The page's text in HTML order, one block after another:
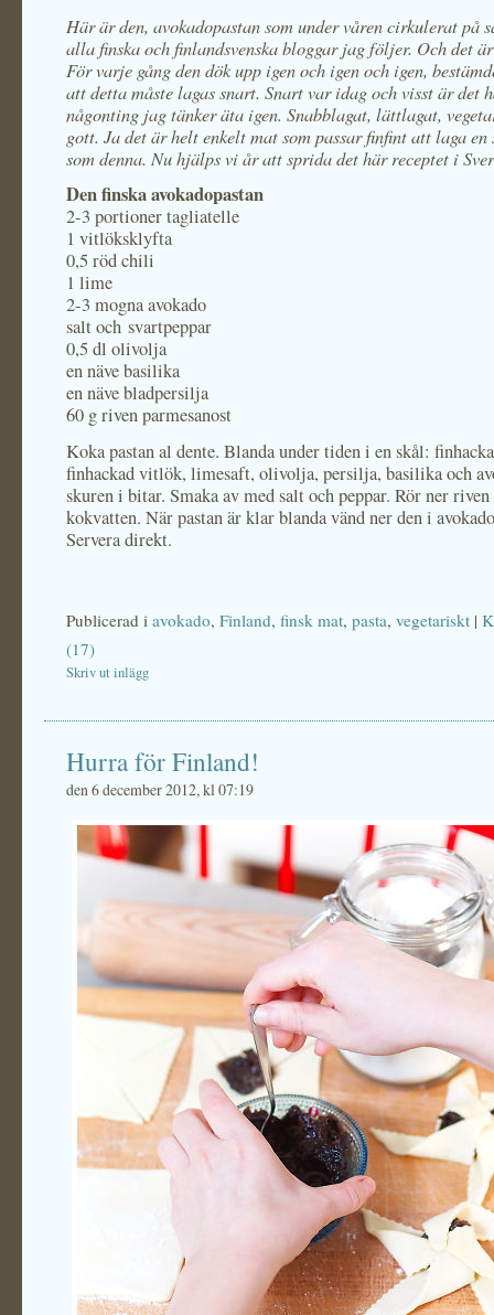
Här är den, avokadopastan som under våren cirkulerat på
alla finska och finlandsvenska bloggar jag följer. Och det
För varje gång den dök upp igen och igen och igen,
att detta måste lagas snart. Snart var idag och visst är det
någonting jag tänker äta igen. Snabblagat, lättlagat,
gott. Ja det är helt enkelt mat som passar finfint att laga
som denna. Nu hjälps vi år att sprida det här receptet i
Den finska avokadopastan
2-3 portioner tagliatelle
1 vitlöksklyfta
0,5 röd chili
1 lime
2-3 mogna avokado
salt och svartpeppar
0,5 dl olivolja
en näve basilika
en näve bladpersilja
60 g riven parmesanost
Koka pastan al dente. Blanda under tiden i en skål:
finhackad vitlök, limesaft, olivolja, persilja, basilika och
skuren i bitar. Smaka av med salt och peppar. Rör ner
kokvatten. När pastan är klar blanda vänd ner den i
Servera direkt.
Publicerad i avokado, Finland, finsk mat, pasta, vegetariskt |
(17)
Skriv ut inlägg
Hurra för Finland!
den 6 december 2012, kl 07:19